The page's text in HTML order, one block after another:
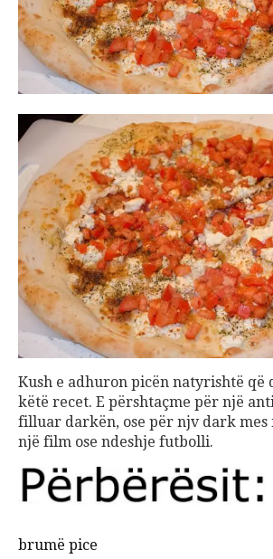
Kush e adhuron picën natyrishtë që
këtë recet. E përshtaçme për një
filluar darkën, ose për njv dark mes
një film ose ndeshje futbolli.
brumë pice